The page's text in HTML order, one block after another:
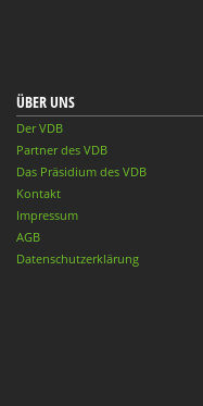
ÜBER UNS
Der VDB
Partner des VDB
Das Präsidium des VDB
Kontakt
Impressum
AGB
Datenschutzerklärung